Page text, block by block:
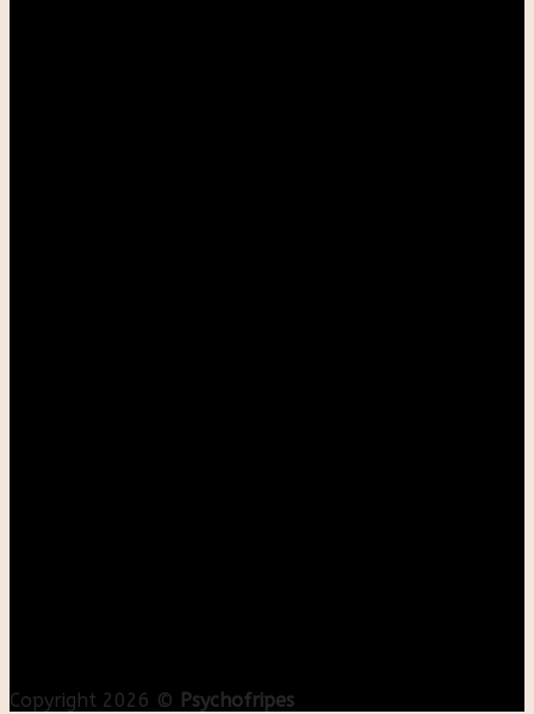
Copyright 2026 © Psychofripes